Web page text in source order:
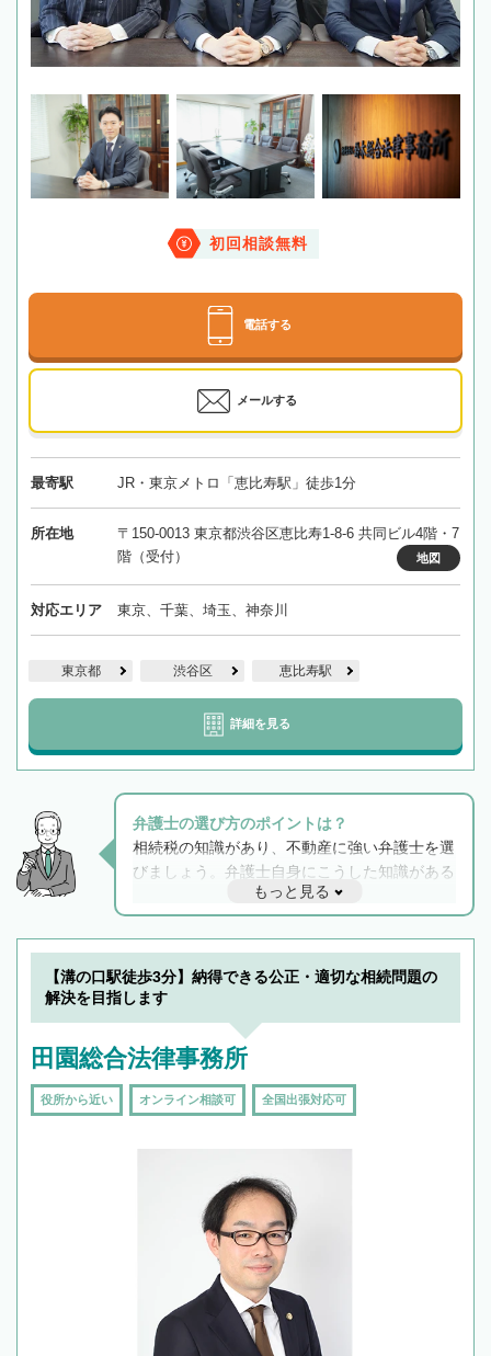
初回相談無料
電話する
メールする
最寄駅 JR・東京メトロ「恵比寿駅」徒歩1分
所在地
〒150-0013 東京都渋谷区恵比寿1-8-6 共同ビル4階・7
階（受付）
地図
対応エリア 東京、千葉、埼玉、神奈川
東京都 渋谷区 恵比寿駅
詳細を見る
弁護士の選び方のポイントは？
相続税の知識があり、不動産に強い弁護士を選
びましょう。弁護士自身にこうした知識がある
と他士業との連携もスムーズに進み、トラブル
解決のみならず相続をトータルで任せることが
できます。また、相続は感情がからむ分野なの
でフィーリングも重要です。実際に電話や面談
で複数の弁護士と会話をしてウマが合う方に依
もっと見る
【溝の口駅徒歩3分】納得できる公正・適切な相続問題の
解決を目指します
田園総合法律事務所
役所から近い オンライン相談可 全国出張対応可